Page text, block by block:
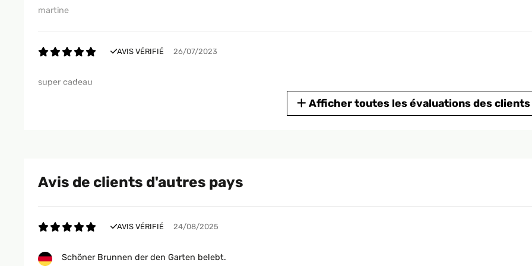
martine
AVIS VÉRIFIÉ 26/07/2023
super cadeau
L'oggetto è molto carino e si addice particolarmente nelle piccole aiuole; per le dimensioni fa praticamente al mio caso.
le luci a led che illuminano la fontana sono un pò debolucce e il pannello per funzionare deve essere esposto in pieno
interrompe. Ad ogni modo, nel complesso un giudizio molto positivo.
Utente Amazon
Afficher toutes les évaluations des clients
Avis de clients d'autres pays
AVIS VÉRIFIÉ 24/08/2025
Schöner Brunnen der den Garten belebt.